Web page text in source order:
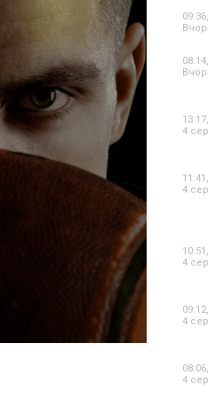
09:36,
08:14,
13:17,
4
11:41,
4
10:51,
4
09:12,
4
08:06,
4